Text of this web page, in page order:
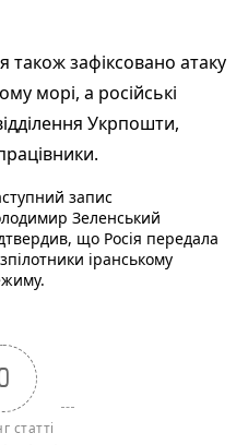
зафіксовано атаку
морі, а російські
Укрпошти,
записНаступний пост :
Зеленський
що Росія передала
іранському
статті